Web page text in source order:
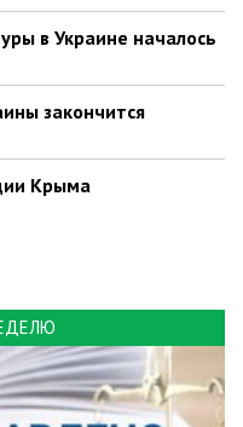
в Украине началось
закончится
Крыма